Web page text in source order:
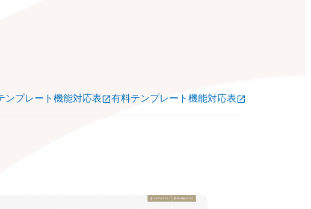
ンプレート機能対応表 有料テンプレート機能対応表